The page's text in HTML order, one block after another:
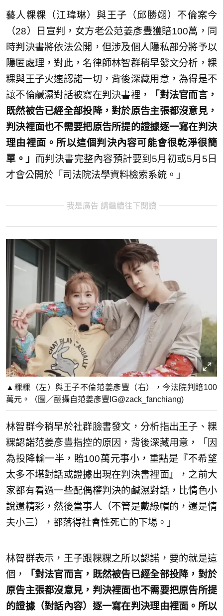
藝人粿粿（江瑋琳）與王子（邱勝翊）不倫案今
（28）日宣判，女方老公范姜彥豐獲賠100萬，同
時判決書將依法公開，但涉及個人隱私部分將予以
隱匿處理，對此，名律師林智群稍早發文分析，粿
粿與王子火速認諾一切，背後深藏用意，為得是不
讓不倫鹹濕對話被寫在判決書裡，
「對法官而言，
既然被告已經全部投降，對於原告主張都沒意見，
判決裡面也不需要把原告所提的證據逐一寫在判決
理由裡面。所以這個判決內容可能會很乾淨很簡
單。」
而判決書完整內容預計要到5月初或5月5日
才會公開於「司法院法學資料檢索系統。」
我是廣告 請繼續往下閱讀
▲粿粿（左）與王子不倫范姜彥豐（右），今法院判賠100
萬元。（圖／翻攝自范姜彥豐IG@zack_fanchiang)
林智群今稍早於社群臉書發文，分析指出王子、粿
粿認諾范姜彥豐指控的原因，背後深藏用意，「因
為投降輸一半，賠100萬元事小，重點是『不希望
太多不堪對話或證據出現在判決書裡面』，之前大
家都有看過一些配偶權判決的鹹濕對話，比情色小
說還精彩，然後當事人（不管是戴綠帽的，還是情
夫小三），都落得社會性死亡的下場。」
林智群表示，王子跟粿粿之所以認諾，要的就是這
個，
「對法官而言，既然被告已經全部投降，對於
原告主張都沒意見，判決裡面也不需要把原告所提
的證據（對話內容）逐一寫在判決理由裡面。所以